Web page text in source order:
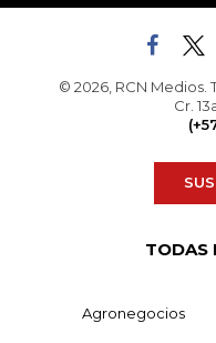
© 2026, RCN Medios.
Cr.
TODAS
Agronegocios